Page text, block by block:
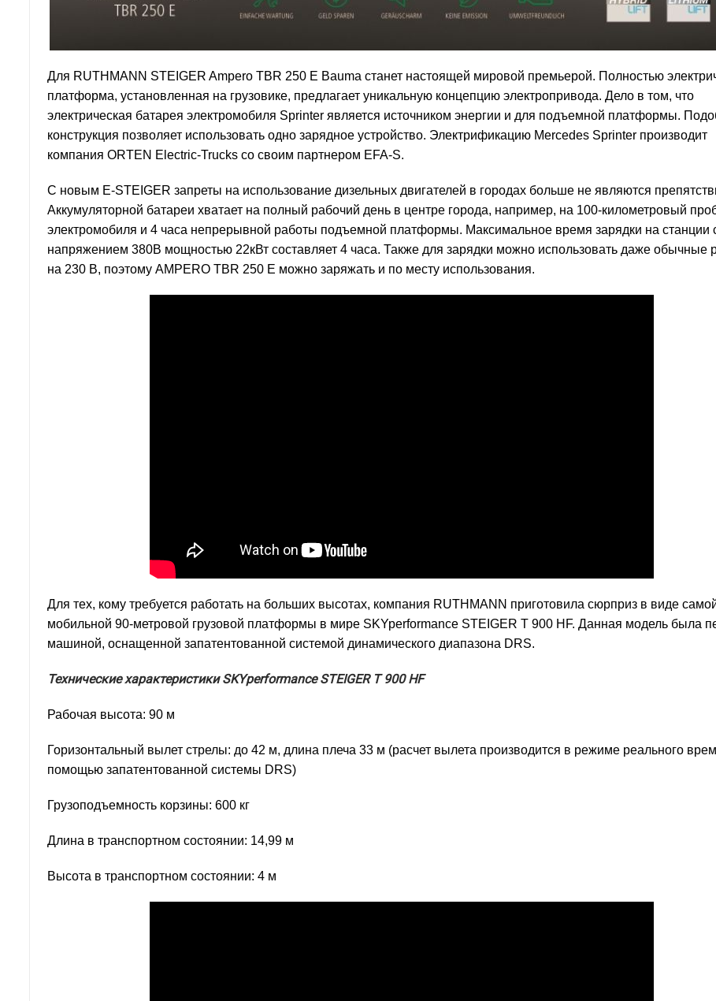
Для RUTHMANN STEIGER Ampero TBR 250 E Bauma станет настоящей мировой премьерой. Полностью
платформа, установленная на грузовике, предлагает уникальную концепцию электропривода. Дело в том, что
электрическая батарея электромобиля Sprinter является источником энергии и для подъемной платформы.
конструкция позволяет использовать одно зарядное устройство. Электрификацию Mercedes Sprinter производит
компания ORTEN Electric-Trucks со своим партнером EFA-S.
С новым E-STEIGER запреты на использование дизельных двигателей в городах больше не являются
Аккумуляторной батареи хватает на полный рабочий день в центре города, например, на 100-километровый
электромобиля и 4 часа непрерывной работы подъемной платформы. Максимальное время зарядки на станции
напряжением 380В мощностью 22кВт составляет 4 часа. Также для зарядки можно использовать даже обычные
на 230 В, поэтому AMPERO TBR 250 E можно заряжать и по месту использования.
Для тех, кому требуется работать на больших высотах, компания RUTHMANN приготовила сюрприз в виде
мобильной 90-метровой грузовой платформы в мире SKYperformance STEIGER T 900 HF. Данная модель была
машиной, оснащенной запатентованной системой динамического диапазона DRS.
Технические характеристики SKYperformance STEIGER T 900 HF
Рабочая высота: 90 м
Горизонтальный вылет стрелы: до 42 м, длина плеча 33 м (расчет вылета производится в режиме реального
помощью запатентованной системы DRS)
Грузоподъемность корзины: 600 кг
Длина в транспортном состоянии: 14,99 м
Высота в транспортном состоянии: 4 м